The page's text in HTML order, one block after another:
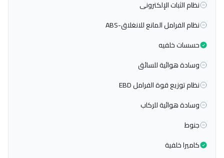
نظام الثبات الإلكترونى
نظام الفرامل المانع للانغلاق-ABS
حسسات خلفيه
وسادة هوائية للسائق
نظام توزيع قوة الفرامل EBD
وسادة هوائية للركاب
جنوط
كاميرا خلفية